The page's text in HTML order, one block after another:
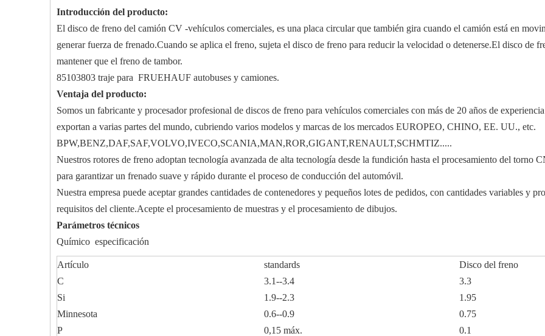
Introducción del producto:
El disco de freno del camión CV -vehículos comerciales, es una placa circular que también gira cuando el camión está en
generar fuerza de frenado.Cuando se aplica el freno, sujeta el disco de freno para reducir la velocidad o detenerse.El disco de
mantener que el freno de tambor.
85103803 traje para FRUEHAUF autobuses y camiones.
Ventaja del producto:
Somos un fabricante y procesador profesional de discos de freno para vehículos comerciales con más de 20 años de
exportan a varias partes del mundo, cubriendo varios modelos y marcas de los mercados EUROPEO, CHINO, EE. UU., etc.
BPW,BENZ,DAF,SAF,VOLVO,IVECO,SCANIA,MAN,ROR,GIGANT,RENAULT,SCHMTIZ.....
Nuestros rotores de freno adoptan tecnología avanzada de alta tecnología desde la fundición hasta el procesamiento del torno
para garantizar un frenado suave y rápido durante el proceso de conducción del automóvil.
Nuestra empresa puede aceptar grandes cantidades de contenedores y pequeños lotes de pedidos, con cantidades variables y
requisitos del cliente.Acepte el procesamiento de muestras y el procesamiento de dibujos.
Parámetros técnicos
Químico especificación
Artículo standards
Disco del freno
C
3.1--3.4
3.3
Si
1.9--2.3
1.95
Minnesota
0.6--0.9
0.75
P
0,15 máx.
0.1